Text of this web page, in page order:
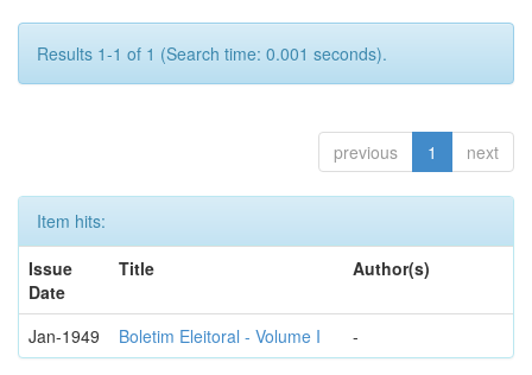
Results 1-1 of 1 (Search time: 0.001 seconds).
previous 1 next
Item hits:
Issue
Date
Title Author(s)
Jan-1949 Boletim Eleitoral - Volume I -